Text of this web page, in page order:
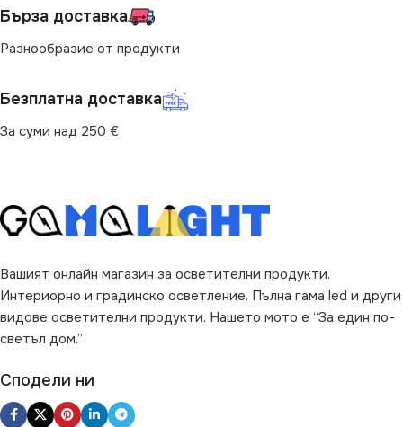
Бърза доставка
Разнообразие от продукти
Безплатна доставка
За суми над 250 €
Вашият онлайн магазин за осветителни продукти.
Интериорно и градинско осветление. Пълна гама led и други
видове осветителни продукти. Нашето мото е “За един по-
светъл дом.”
Сподели ни